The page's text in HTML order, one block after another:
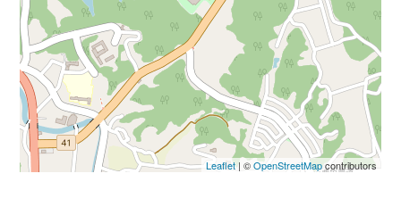
Leaflet| ©OpenStreetMapcontributors